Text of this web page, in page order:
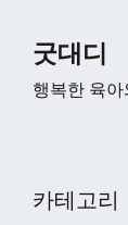
굿대디
행복한 육
카테고리